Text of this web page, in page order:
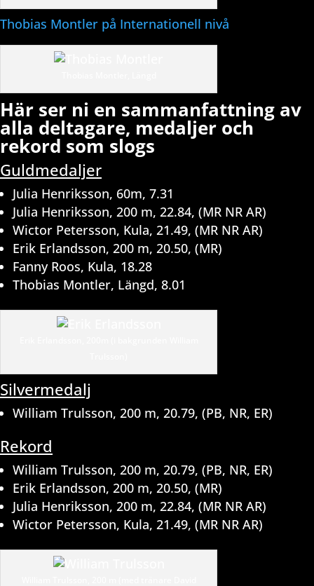
Thobias Montler på Internationell nivå
Här ser ni en sammanfattning av
alla deltagare, medaljer och
rekord som slogs
Guldmedaljer
Julia Henriksson, 60m, 7.31
Julia Henriksson, 200 m, 22.84, (MR NR AR)
Wictor Petersson, Kula, 21.49, (MR NR AR)
Erik Erlandsson, 200 m, 20.50, (MR)
Fanny Roos, Kula, 18.28
Thobias Montler, Längd, 8.01
Silvermedalj
William Trulsson, 200 m, 20.79, (PB, NR, ER)
Rekord
William Trulsson, 200 m, 20.79, (PB, NR, ER)
Erik Erlandsson, 200 m, 20.50, (MR)
Julia Henriksson, 200 m, 22.84, (MR NR AR)
Wictor Petersson, Kula, 21.49, (MR NR AR)